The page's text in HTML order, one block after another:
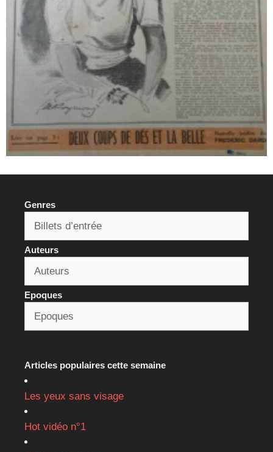
Genres
Auteurs
Epoques
Articles populaires cette semaine
Les yeux sans visage
Hot vidéo n°1